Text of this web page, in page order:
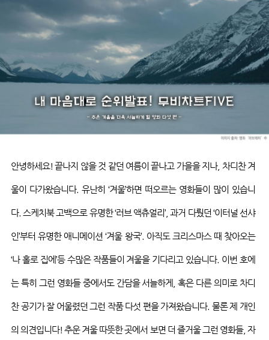
안녕하세요!끝나지 않을 것 같던 여름이 끝나고 가을을 지나, 차디찬 겨
울이 다가왔습니다. 유난히 ‘겨울’하면 떠오르는 영화들이 많이 있습니
다. 스케치북 고백으로 유명한‘러브 액츄얼리’,과거 다뤘던 ‘이터널 선샤
인 ’부터 유명한 애니메이션‘겨울 왕국’. 아직도 크리스마스 때 찾아오는
‘나 홀로 집에 ’등 수많은 작품들이 겨울을 기다리고 있습니다. 이번 호에
는 특히 그런 영화들 중에서도 간담을 서늘하게 ,혹은 다른 의미로 차디
찬 공기가 잘 어울렸던 그런 작품 다섯 편을 가져왔습니다. 물론 제 개인
의 의견입니다!추운 겨울 따뜻한 곳에서 보면 더 즐거울 그런 영화들,자